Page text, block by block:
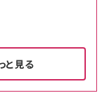
と見る